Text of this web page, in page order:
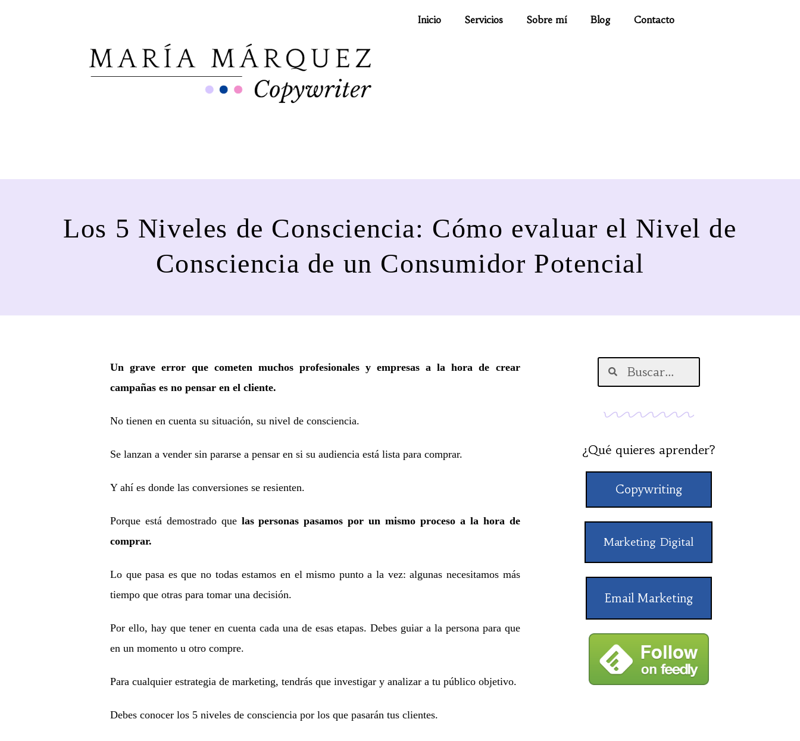
Inicio Servicios Sobre mí Blog Contacto
Los 5 Niveles de Consciencia: Cómo evaluar el Nivel de
Consciencia de un Consumidor Potencial
Un grave error que cometen muchos profesionales y empresas a la hora de crear
campañas es no pensar en el cliente.
No tienen en cuenta su situación, su nivel de consciencia.
Se lanzan a vender sin pararse a pensar en si su audiencia está lista para comprar.
Y ahí es donde las conversiones se resienten.
Porque está demostrado que las personas pasamos por un mismo proceso a la hora de
comprar.
Lo que pasa es que no todas estamos en el mismo punto a la vez: algunas necesitamos más
tiempo que otras para tomar una decisión.
Por ello, hay que tener en cuenta cada una de esas etapas. Debes guiar a la persona para que
en un momento u otro compre.
Para cualquier estrategia de marketing, tendrás que investigar y analizar a tu público objetivo.
Debes conocer los 5 niveles de consciencia por los que pasarán tus clientes.
¿Qué quieres aprender?
Copywriting
Marketing Digital
Email Marketing